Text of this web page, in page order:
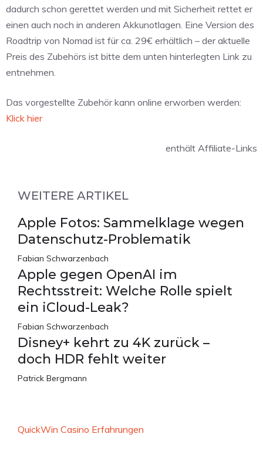
dadurch schon gerettet werden und mit Sicherheit rettet er
einen auch noch in anderen Akkunotlagen. Eine Version des
Roadtrip von Nomad ist für ca. 29€ erhältlich – der aktuelle
Preis des Zubehörs ist bitte dem unten hinterlegten Link zu
entnehmen.
Das vorgestellte Zubehör kann online erworben werden:
Klick hier
enthält Affiliate-Links
WEITERE ARTIKEL
Apple Fotos: Sammelklage wegen
Datenschutz-Problematik
Fabian Schwarzenbach
Apple gegen OpenAI im
Rechtsstreit: Welche Rolle spielt
ein iCloud-Leak?
Fabian Schwarzenbach
Disney+ kehrt zu 4K zurück –
doch HDR fehlt weiter
Patrick Bergmann
QuickWin Casino Erfahrungen